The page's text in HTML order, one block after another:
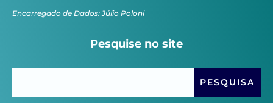
Encarregado de Dados: Júlio Poloni
Pesquise no site